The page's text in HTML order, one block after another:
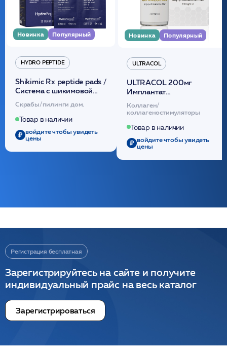
Новинка Популярный
HYDRO PEPTIDE
Shikimic Rx peptide pads /
Cистема с шикимовой
кислотой обновляющая
(30шт) /HP
Скрабы/пилинги дом.
Товар в наличии
войдите чтобы увидеть
цены
Новинка Популярный
ULTRACOL
ULTRACOL 200мг
Имплантат
внутридермальный,
стерильный на основе
полидиоксанона
/ULTRACOL
Коллаген/
коллагеностимуляторы
Товар в наличии
войдите чтобы увидеть
цены
Регистрация бесплатная
Зарегистрируйтесь на сайте и получите
индивидуальный прайс на весь каталог
Зарегистрироваться